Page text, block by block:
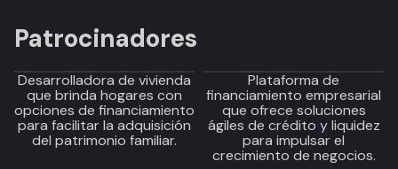
Patrocinadores
Desarrolladora de vivienda
que brinda hogares con
opciones de financiamiento
para facilitar la adquisición
del patrimonio familiar.
Plataforma de
financiamiento empresarial
que ofrece soluciones
ágiles de crédito y liquidez
para impulsar el
crecimiento de negocios.